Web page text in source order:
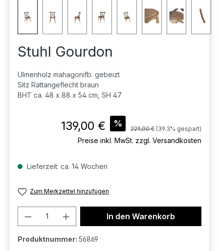
Stuhl Gourdon
Ulmenholz mahagonifb. gebeizt
Sitz Rattangeflecht braun
BHT ca. 48 x 88 x 54 cm, SH 47
Verkaufspreis:
139,00 € % Regulärer Preis:
229,00 € (39.3% gespart)
Preise inkl. MwSt. zzgl. Versandkosten
Lieferzeit: ca. 14 Wochen
Zum Merkzettel hinzufügen
Produkt Anzahl: Gib den
In den Warenkorb
Produktnummer: 56869